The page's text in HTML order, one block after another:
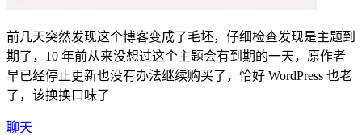
前几天突然发现这个博客变成了毛坯，仔细检查发现是主题到
期了，10 年前从来没想过这个主题会有到期的一天，原作者
早已经停止更新也没有办法继续购买了，恰好 WordPress 也老
了，该换换口味了
聊天